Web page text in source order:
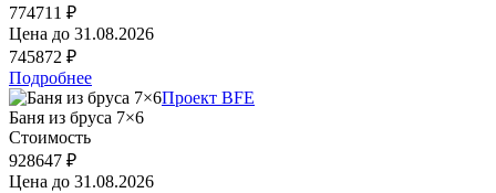
774711 ₽
Цена до 31.08.2026
745872 ₽
Подробнее
Проект BFE
Баня из бруса 7×6
Стоимость
928647 ₽
Цена до 31.08.2026